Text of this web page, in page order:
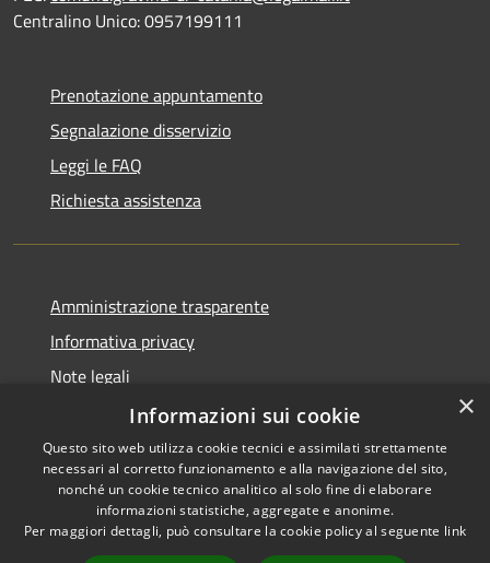
Centralino Unico: 0957199111
Prenotazione appuntamento
Segnalazione disservizio
Leggi le FAQ
Richiesta assistenza
Amministrazione trasparente
Informativa privacy
Note legali
Dichiarazione di accessibilità
RSS
Accessibilità
Copyright © 2026 • Comune di
×
Informazioni sui cookie
Questo sito web utilizza cookie tecnici e assimilati strettamente
necessari al corretto funzionamento e alla navigazione del sito,
nonché un cookie tecnico analitico al solo fine di elaborare
informazioni statistiche, aggregate e anonime.
Per maggiori dettagli, può consultare la cookie policy al seguente link